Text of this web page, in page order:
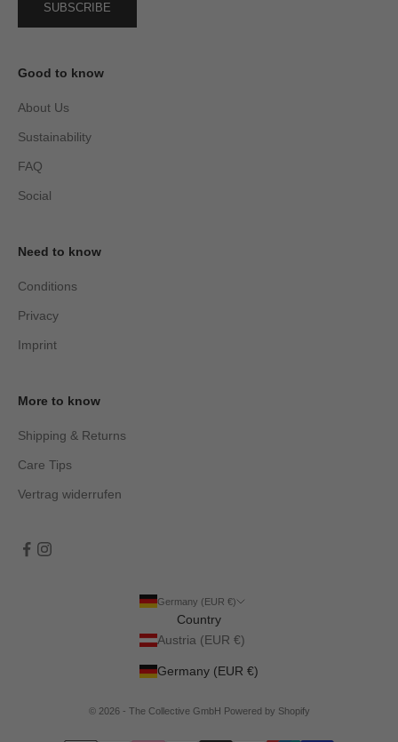
SUBSCRIBE
Good to know
About Us
Sustainability
FAQ
Social
Need to know
Conditions
Privacy
Imprint
More to know
Shipping & Returns
Care Tips
Vertrag widerrufen
Germany (EUR €)
Country
Austria (EUR €)
Germany (EUR €)
© 2026 - The Collective GmbH Powered by Shopify